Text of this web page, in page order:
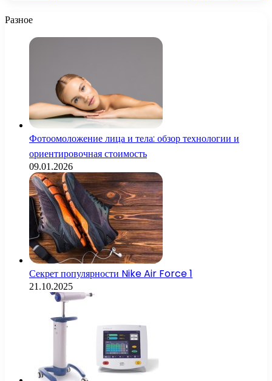
Разное
Фотоомоложение лица и тела: обзор технологии и
ориентировочная стоимость
09.01.2026
Секрет популярности Nike Air Force 1
21.10.2025